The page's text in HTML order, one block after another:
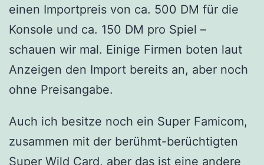
einen Importpreis von ca. 500 DM für die
Konsole und ca. 150 DM pro Spiel –
schauen wir mal. Einige Firmen boten laut
Anzeigen den Import bereits an, aber noch
ohne Preisangabe.
Auch ich besitze noch ein Super Famicom,
zusammen mit der berühmt-berüchtigten
Super Wild Card, aber das ist eine andere